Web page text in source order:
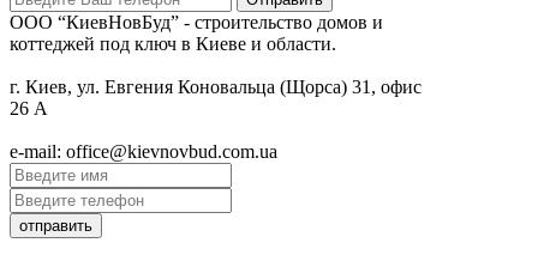
ООО “КиевНовБуд” - строительство домов и
коттеджей под ключ в Киеве и области.
г. Киев, ул. Евгения Коновальца (Щорса) 31, офис
26 А
e-mail: office@kievnovbud.com.ua